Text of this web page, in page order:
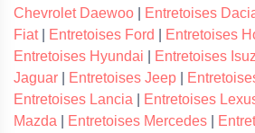
Chevrolet Daewoo
Entretoises
Fiat| Entretoises Ford Entretoises
Entretoises Hyundai
Entretoises
Jaguar
Entretoises Jeep
Entretoises Lancia
Entretoises
Mazda
Entretoises Mercedes